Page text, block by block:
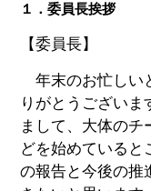
１．委員長挨拶
【委員長】
年末のお忙しい
りがとうございま
まして、大体のチ
どを始めていると
の報告と今後の推